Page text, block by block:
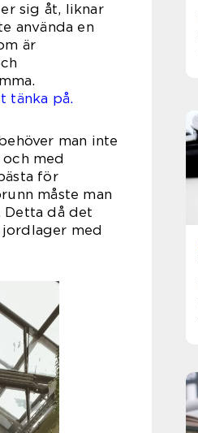
sig åt, liknar
använda en
är
tänka på.
man inte
med
för
måste man
då det
med